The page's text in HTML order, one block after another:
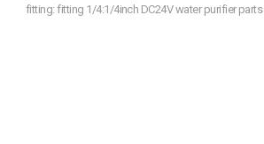
fitting: fitting 1/4:1/4inch DC24V water purifier parts